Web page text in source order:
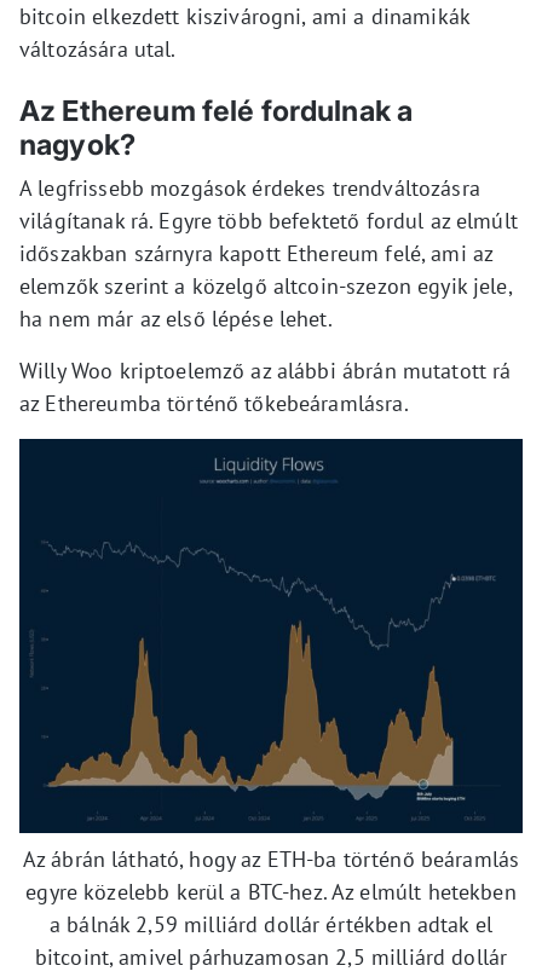
bitcoin elkezdett kiszivárogni, ami a dinamikák
változására utal.
Az Ethereum felé fordulnak a
nagyok?
A legfrissebb mozgások érdekes trendváltozásra
világítanak rá. Egyre több befektető fordul az elmúlt
időszakban szárnyra kapott Ethereum felé, ami az
elemzők szerint a közelgő altcoin-szezon egyik jele,
ha nem már az első lépése lehet.
Willy Woo kriptoelemző az alábbi ábrán mutatott rá
az Ethereumba történő tőkebeáramlásra.
Az ábrán látható, hogy az ETH-ba történő beáramlás
egyre közelebb kerül a BTC-hez. Az elmúlt hetekben
a bálnák 2,59 milliárd dollár értékben adtak el
bitcoint, amivel párhuzamosan 2,5 milliárd dollár